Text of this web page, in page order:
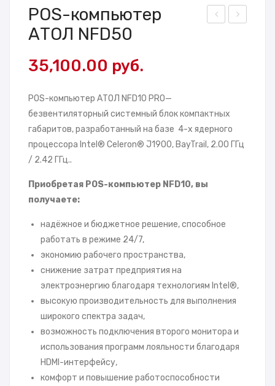
LA
POS-компьютер
АТОЛ NFD50
35,100.00 руб.
POS-компьютер АТОЛ NFD10 PRO—
безвентиляторный системный блок компактных
габаритов, разработанный на базе 4-х ядерного
процессора Intel® Celeron® J1900, BayTrail, 2.00 ГГц
/ 2.42 ГГц..
Приобретая POS-компьютер NFD10, вы
получаете:
надёжное и бюджетное решение, способное
работать в режиме 24/7,
экономию рабочего пространства,
снижение затрат предприятия на
электроэнергию благодаря технологиям Intel®,
высокую производительность для выполнения
широкого спектра задач,
возможность подключения второго монитора и
использования программ лояльности благодаря
HDMI-интерфейсу,
комфорт и повышение работоспособности